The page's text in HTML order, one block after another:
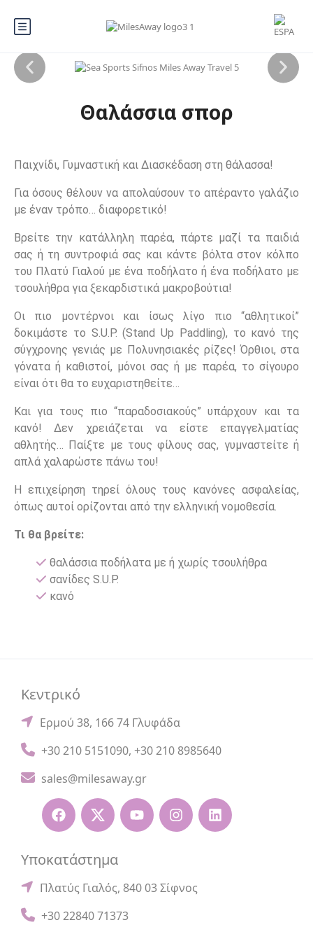
Θαλάσσια σπορ
Παιχνίδι, Γυμναστική και Διασκέδαση στη θάλασσα!
Για όσους θέλουν να απολαύσουν το απέραντο γαλάζιο
με έναν τρόπο… διαφορετικό!
Βρείτε την κατάλληλη παρέα, πάρτε μαζί τα παιδιά
σας ή τη συντροφιά σας και κάντε βόλτα στον κόλπο
του Πλατύ Γιαλού με ένα ποδήλατο ή ένα ποδήλατο με
τσουλήθρα για ξεκαρδιστικά μακροβούτια!
Οι πιο μοντέρνοι και ίσως λίγο πιο “αθλητικοί”
δοκιμάστε το S.U.P. (Stand Up Paddling), το κανό της
σύγχρονης γενιάς με Πολυνησιακές ρίζες! Όρθιοι, στα
γόνατα ή καθιστοί, μόνοι σας ή με παρέα, το σίγουρο
είναι ότι θα το ευχαριστηθείτε…
Και για τους πιο “παραδοσιακούς” υπάρχουν και τα
κανό! Δεν χρειάζεται να είστε επαγγελματίας
αθλητής… Παίξτε με τους φίλους σας, γυμναστείτε ή
απλά χαλαρώστε πάνω του!
Η επιχείρηση τηρεί όλους τους κανόνες ασφαλείας,
όπως αυτοί ορίζονται από την ελληνική νομοθεσία.
Τι θα βρείτε:
θαλάσσια ποδήλατα με ή χωρίς τσουλήθρα
σανίδες S.U.P.
κανό
Κεντρικό
Ερμού 38, 166 74 Γλυφάδα
+30 210 5151090, +30 210 8985640
sales@milesaway.gr
Υποκατάστημα
Πλατύς Γιαλός, 840 03 Σίφνος
+30 22840 71373